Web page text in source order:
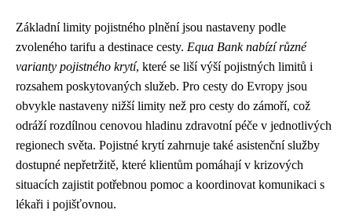
Základní limity pojistného plnění jsou nastaveny podle
zvoleného tarifu a destinace cesty. Equa Bank nabízí různé
varianty pojistného krytí, které se liší výší pojistných limitů i
rozsahem poskytovaných služeb. Pro cesty do Evropy jsou
obvykle nastaveny nižší limity než pro cesty do zámoří, což
odráží rozdílnou cenovou hladinu zdravotní péče v jednotlivých
regionech světa. Pojistné krytí zahrnuje také asistenční služby
dostupné nepřetržitě, které klientům pomáhají v krizových
situacích zajistit potřebnou pomoc a koordinovat komunikaci s
lékaři i pojišťovnou.